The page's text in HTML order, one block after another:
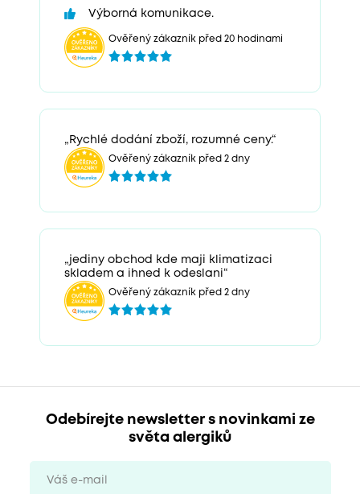
Výborná komunikace.
Ověřený zákazník před 20 hodinami
„Rychlé dodání zboží, rozumné ceny.“
Ověřený zákazník před 2 dny
„jediny obchod kde maji klimatizaci
skladem a ihned k odeslani“
Ověřený zákazník před 2 dny
Odebírejte newsletter s novinkami ze
světa alergiků